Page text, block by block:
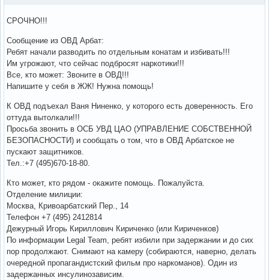
СРОЧНО!!!
Сообщение из ОВД Арбат:
Ребят начали разводить по отдельным конатам и избивать!!!
Им угрожают, что сейчас подбросят наркотики!!!
Все, кто может: Звоните в ОВД!!!
Напишите у себя в ЖЖ! Нужна помощь!
К ОВД подъехал Ваня Ниненко, у которого есть доверенность. Его
оттуда вытолкали!!!
Просьба звонить в ОСБ УВД ЦАО (УПРАВЛЕНИЕ СОБСТВЕННОЙ
БЕЗОПАСНОСТИ) и сообщать о том, что в ОВД Арбатское не
пускают защитников.
Тел.:+7 (495)670-18-80.
Кто может, кто рядом - окажите помощь. Пожалуйста.
Отделение милиции:
Москва, Кривоарбатский Пер., 14
Телефон +7 (495) 2412814
Дежурный Игорь Кириллович Кириченко (или Кириченков)
По информации Legal Team, ребят избили при задержании и до сих
пор продолжают. Снимают на камеру (собираются, наверно, делать
очередной пропагандистский фильм про наркоманов). Один из
задержанных инсулинозависим.